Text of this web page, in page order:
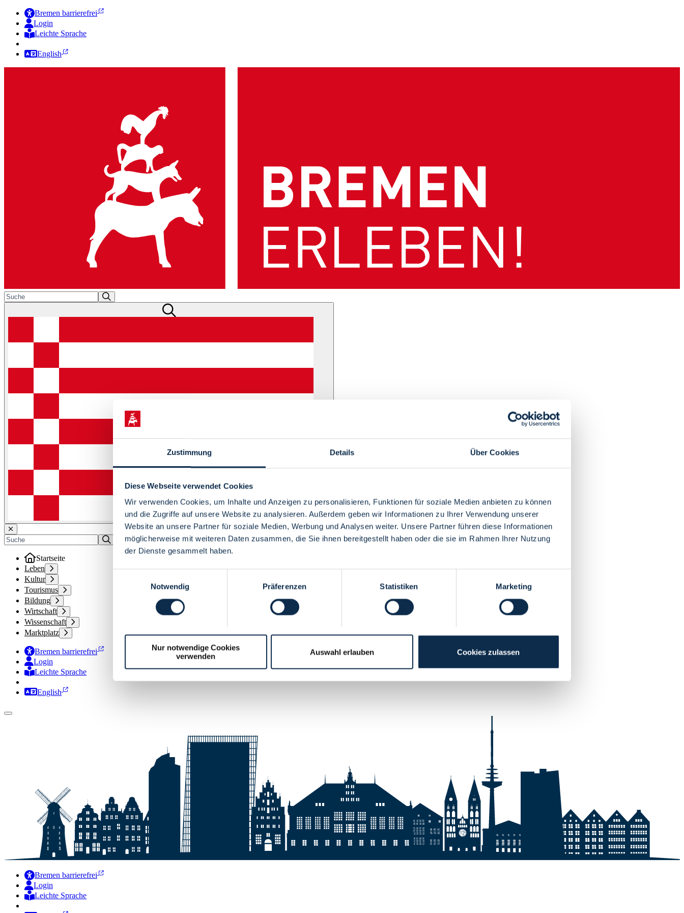
Zustimmung Details Über Cookies
Diese Webseite verwendet Cookies
Wir verwenden Cookies, um Inhalte und Anzeigen zu personalisieren, Funktionen für soziale Medien anbieten zu können
und die Zugriffe auf unsere Website zu analysieren. Außerdem geben wir Informationen zu Ihrer Verwendung unserer
Website an unsere Partner für soziale Medien, Werbung und Analysen weiter. Unsere Partner führen diese Informationen
möglicherweise mit weiteren Daten zusammen, die Sie ihnen bereitgestellt haben oder die sie im Rahmen Ihrer Nutzung
der Dienste gesammelt haben.
Notwendig
Präferenzen Statistiken Marketing
Nur notwendige Cookies
verwenden
Auswahl erlauben Cookies zulassen
Bremen barrierefrei
Login
Leichte Sprache
English
Menü
Startseite
Leben
Kultur
Tourismus
Bildung
Wirtschaft
Wissenschaft
Marktplatz
Bremen barrierefrei
Login
Leichte Sprache
Zur Deutschen Gebärdensprache
English
Bremen barrierefrei
Login
Leichte Sprache